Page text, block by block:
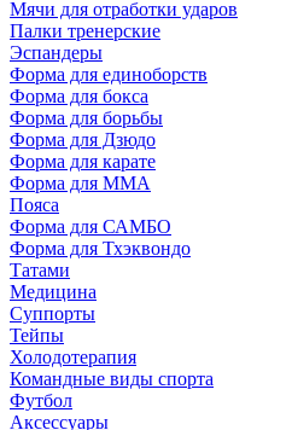
Мячи для отработки ударов
Палки тренерские
Эспандеры
Форма для единоборств
Форма для бокса
Форма для борьбы
Форма для Дзюдо
Форма для карате
Форма для MMA
Пояса
Форма для САМБО
Форма для Тхэквондо
Татами
Медицина
Суппорты
Тейпы
Холодотерапия
Командные виды спорта
Футбол
Аксессуары